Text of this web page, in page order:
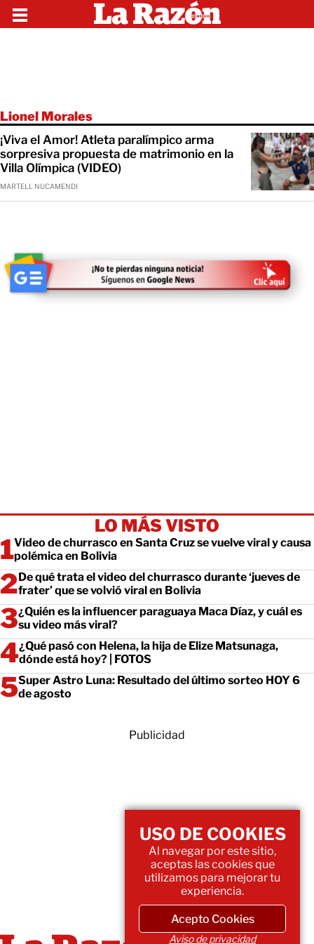
Lionel Morales
¡Viva el Amor! Atleta paralímpico arma
sorpresiva propuesta de matrimonio en la
Villa Olímpica (VIDEO)
MARTELL NUCAMENDI
LO MÁS VISTO
Video de churrasco en Santa Cruz se vuelve viral y causa
polémica en Bolivia
De qué trata el video del churrasco durante ‘jueves de
frater’ que se volvió viral en Bolivia
¿Quién es la influencer paraguaya Maca Díaz, y cuál es
su video más viral?
¿Qué pasó con Helena, la hija de Elize Matsunaga,
dónde está hoy? | FOTOS
Super Astro Luna: Resultado del último sorteo HOY 6
de agosto
Publicidad
USO DE COOKIES
Al navegar por este sitio,
aceptas las cookies que
utilizamos para mejorar tu
experiencia.
Acepto Cookies
Aviso de privacidad